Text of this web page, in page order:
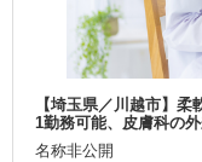
【埼玉県／川越市】
1勤務可能、皮膚科の
名称非公開